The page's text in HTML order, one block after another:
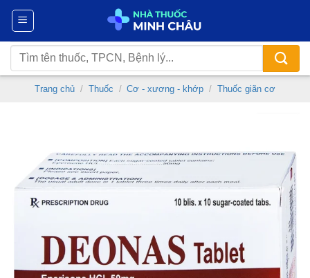
Chuyển
nội
dung
Tìm
kiếm:
Trang chủ / Thuốc / Cơ - xương - khớp / Thuốc giãn cơ